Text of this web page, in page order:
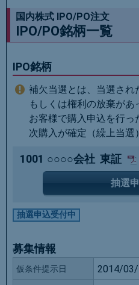
国内株式 IPO/PO注文
IPO/PO銘柄一覧
IPO銘柄
補欠当選とは、当選され
もしくは権利の放棄が
お客様で購入申込を行
次購入が確定（繰上当選
1001 ○○○○会社 東証
抽選
抽選申込受付中
募集情報
仮条件提示日 2014/03/